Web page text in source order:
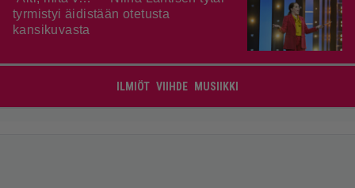
tyrmistyi äidistään otetusta
kansikuvasta
ILMIÖT VIIHDE MUSIIKKI